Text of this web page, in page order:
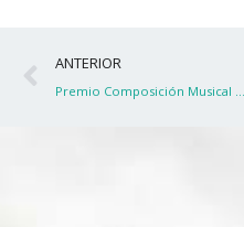
Ant
ANTERIOR